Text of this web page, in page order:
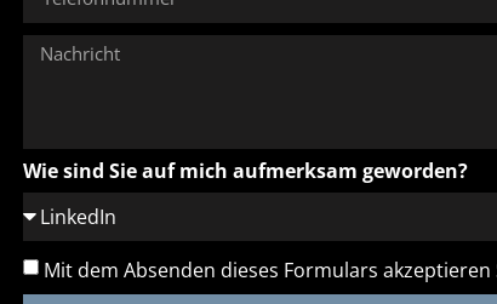
Wie sind Sie auf mich aufmerksam geworden?
Mit dem Absenden dieses Formulars akzeptieren